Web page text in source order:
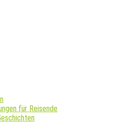
für Reisende